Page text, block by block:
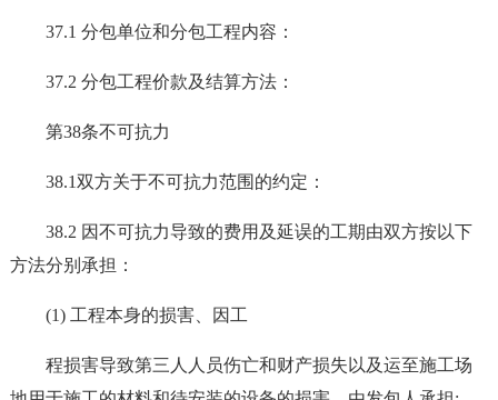
37.1 分包单位和分包工程内容：
37.2 分包工程价款及结算方法：
第38条不可抗力
38.1双方关于不可抗力范围的约定：
38.2 因不可抗力导致的费用及延误的工期由双方按以下
方法分别承担：
(1) 工程本身的损害、因工
程损害导致第三人人员伤亡和财产损失以及运至施工场